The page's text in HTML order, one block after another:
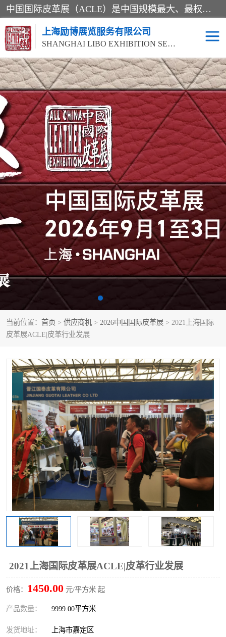
中国国际皮革展（ACLE）是中国规模最大、最权威的国际皮革盛会，自创办以来一直由中国皮革协会（CLIA）和亚太区皮革展有限公司（APLF）共同举办
上海励博展览服务有限公司
SHANGHAI LIBO EXHIBITION SERVICE CO.,LTD
当前位置： 首页 > 供应商机 > 2026中国国际皮革展 > 2021上海国际
皮革展ACLE|皮革行业发展
2021上海国际皮革展ACLE|皮革行业发展
价格： 1450.00 元/平方米 起
产品数量： 9999.00平方米
发货地址： 上海市嘉定区
2026中国国际皮革展
ACLE
2026上海皮革机械展
2026上海合成革展会 2026中国国际皮革展
2026中国国际皮革展
ACLE
2026中国国际皮革展